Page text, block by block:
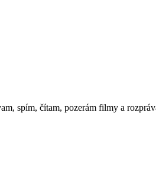
spím, čítam, pozerám filmy a